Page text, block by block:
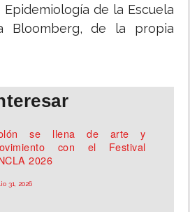
de la Escuela
Bloomberg, de la propia
se llena de arte y
con el Festival
2026
31, 2026